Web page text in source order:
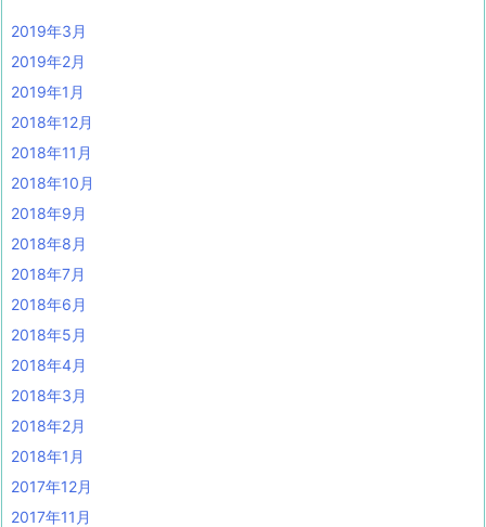
2019年3月
2019年2月
2019年1月
2018年12月
2018年11月
2018年10月
2018年9月
2018年8月
2018年7月
2018年6月
2018年5月
2018年4月
2018年3月
2018年2月
2018年1月
2017年12月
2017年11月